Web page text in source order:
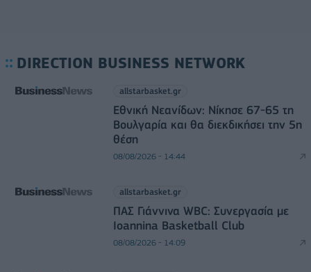
DIRECTION BUSINESS NETWORK
allstarbasket.gr
Εθνική Νεανίδων: Νίκησε 67-65 τη
Βουλγαρία και θα διεκδικήσει την 5η
θέση
08/08/2026 - 14:44
allstarbasket.gr
ΠΑΣ Γιάννινα WBC: Συνεργασία με
Ioannina Basketball Club
08/08/2026 - 14:09